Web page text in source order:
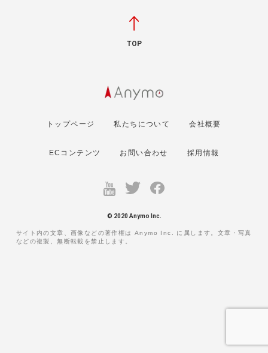
CONTACT
TOP
トップページ 私たちについて 会社概要
ECコンテンツ お問い合わせ 採用情報
© 2020 Anymo Inc.
サイト内の文章、画像などの著作権は Anymo Inc. に属します。文章・写真
などの複製、無断転載を禁止します。